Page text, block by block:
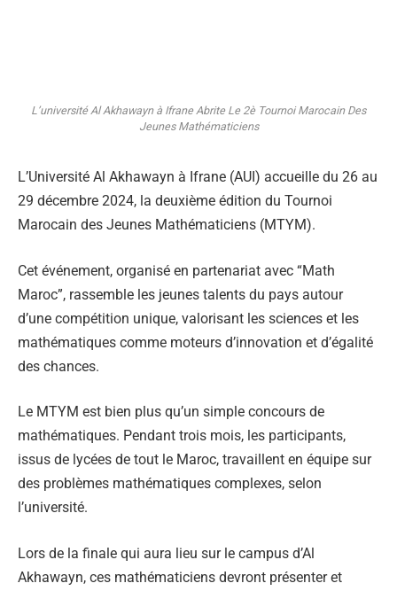
L’université Al Akhawayn à Ifrane Abrite Le 2è Tournoi Marocain Des
Jeunes Mathématiciens
L’Université Al Akhawayn à Ifrane (AUI) accueille du 26 au
29 décembre 2024, la deuxième édition du Tournoi
Marocain des Jeunes Mathématiciens (MTYM).
Cet événement, organisé en partenariat avec “Math
Maroc”, rassemble les jeunes talents du pays autour
d’une compétition unique, valorisant les sciences et les
mathématiques comme moteurs d’innovation et d’égalité
des chances.
Le MTYM est bien plus qu’un simple concours de
mathématiques. Pendant trois mois, les participants,
issus de lycées de tout le Maroc, travaillent en équipe sur
des problèmes mathématiques complexes, selon
l’université.
Lors de la finale qui aura lieu sur le campus d’Al
Akhawayn, ces mathématiciens devront présenter et